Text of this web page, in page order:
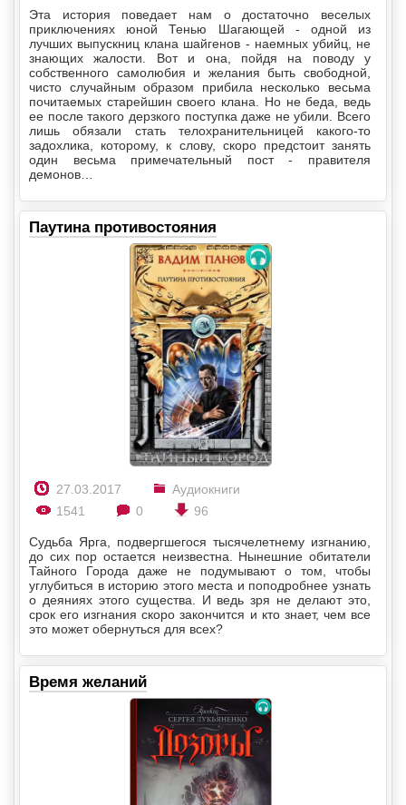
Эта история поведает нам о достаточно веселых
приключениях юной Тенью Шагающей - одной из
лучших выпускниц клана шайгенов - наемных убийц, не
знающих жалости. Вот и она, пойдя на поводу у
собственного самолюбия и желания быть свободной,
чисто случайным образом прибила несколько весьма
почитаемых старейшин своего клана. Но не беда, ведь
ее после такого дерзкого поступка даже не убили. Всего
лишь обязали стать телохранительницей какого-то
задохлика, которому, к слову, скоро предстоит занять
один весьма примечательный пост - правителя
демонов…
Паутина противостояния
27.03.2017
Аудиокниги
1541
0 96
Судьба Ярга, подвергшегося тысячелетнему изгнанию,
до сих пор остается неизвестна. Нынешние обитатели
Тайного Города даже не подумывают о том, чтобы
углубиться в историю этого места и поподробнее узнать
о деяниях этого существа. И ведь зря не делают это,
срок его изгнания скоро закончится и кто знает, чем все
это может обернуться для всех?
Время желаний